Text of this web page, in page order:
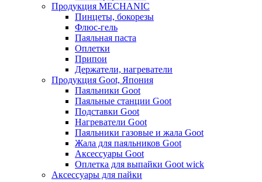
Продукция MECHANIC
Пинцеты, бокорезы
Флюс-гель
Паяльная паста
Оплетки
Припои
Держатели, нагреватели
Продукция Goot, Япония
Паяльники Goot
Паяльные станции Goot
Подставки Goot
Нагреватели Goot
Паяльники газовые и жала Goot
Жала для паяльников Goot
Аксессуары Goot
Оплетка для выпайки Goot wick
Аксессуары для пайки